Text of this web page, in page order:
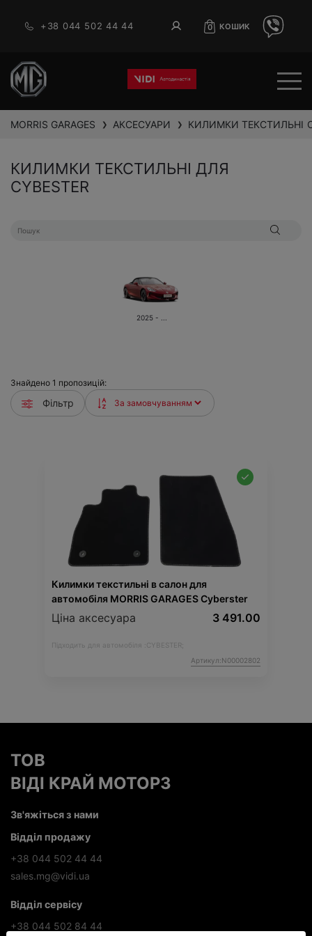
+38 044 502 44 44 0 КОШИК
MORRIS GARAGES ❯ АКСЕСУАРИ ❯ КИЛИМКИ ТЕКСТИЛЬНІ
КИЛИМКИ ТЕКСТИЛЬНІ ДЛЯ
CYBESTER
2025 - ...
Знайдено 1 пропозицій:
Фільтр
Килимки текстильні в салон для
автомобіля MORRIS GARAGES Cyberster
Ціна аксесуара 3 491.00
Підходить для автомобіля :CYBESTER;
Артикул:N00002802
ТОВ
ВІДІ КРАЙ МОТОРЗ
Зв'яжіться з нами
Відділ продажу
+38 044 502 44 44
sales.mg@vidi.ua
Відділ сервісу
+38 044 502 84 44